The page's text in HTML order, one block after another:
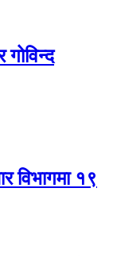
विभागमा १९